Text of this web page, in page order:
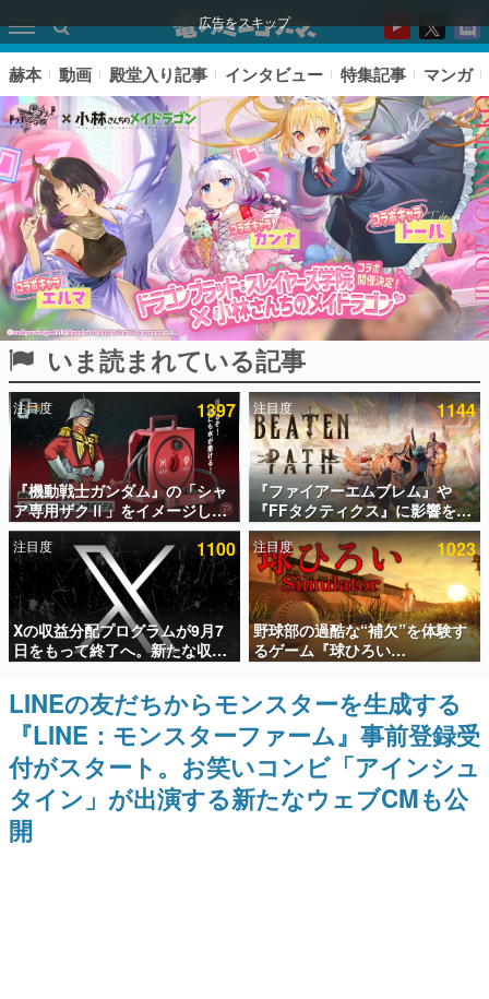
広告をスキップ
ピックアップ
電ファミのいま読まれている記事ランキング
アプリセール情報
インタビュー
連載・特集一覧
殿堂入り記事
SNS拡散数が数千以上！ ページビュー数万以上！ などな
ど。多くの人々に読まれた、電ファミ渾身の“殿堂入り”記
事をまとめました。
ゲームの企画書
名作ゲームクリエイターの方々に製作時のエピソードをお
聞きし、ヒットする企画（ゲーム）とは何か？を探ってい
きます。
赫本
この物語を解いてはいけない。『赫本』は、〈試験問題〉
赫本 動画 殿堂入り記事 インタビュー 特集記事 マンガ
いま読まれている記事
注目度 1397
『機動戦士ガンダム』の「シャ
ア専用ザクⅡ」をイメージした
散水ホースリールが予約開始。
本体にはシャアのパーソナルマ
ークやジオン公国軍のエンブレ
ム、型式番号などを配置
注目度 1144
『ファイアーエムブレム』や
『FFタクティクス』に影響を受
けた新作戦略RPG『Beaten
Path』2027年に発売へ。
PC（Steam）、PS5、Xbox、
Switch向けにリリース予定
注目度 1100
Xの収益分配プログラムが9月7
日をもって終了へ。新たな収益
化制度「Original Content
Rewards Program」を発表
注目度 1023
野球部の過酷な“補欠”を体験す
るゲーム『球ひろい
Simulator』が「1件」のウィッ
シュリストをもとにチェコ語に
対応しSNSで話題に。『キング
ダム・カム』開発元やチェコの
プロ野球選手から称賛の声
LINEの友だちからモンスターを生成する
『LINE：モンスターファーム』事前登録受
付がスタート。お笑いコンビ「アインシュ
タイン」が出演する新たなウェブCMも公
開